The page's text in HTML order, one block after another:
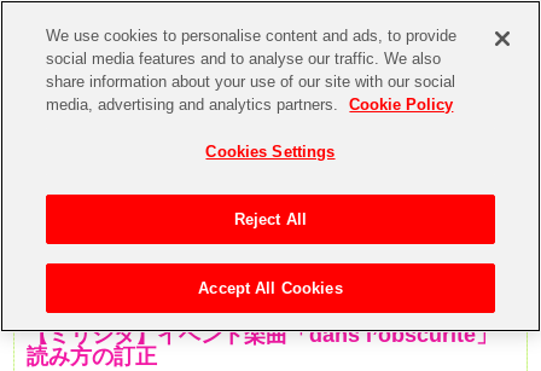
【ミリシタ】イベント楽曲「dans l’obscurité」
読み方の訂正
We use cookies to personalise content and ads, to provide
social media features and to analyse our traffic. We also
share information about your use of our site with our social
media, advertising and analytics partners.
Cookie Policy
Cookies Settings
Reject All
Accept All Cookies